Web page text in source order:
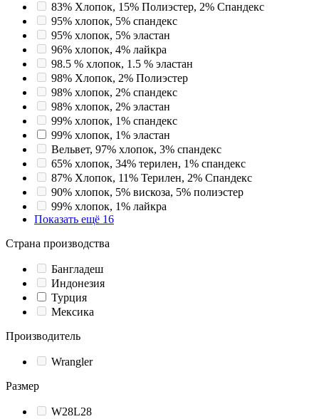
83% Хлопок, 15% Полиэстер, 2% Спандекс
95% хлопок, 5% спандекс
95% хлопок, 5% эластан
96% хлопок, 4% лайкра
98.5 % хлопок, 1.5 % эластан
98% Хлопок, 2% Полиэстер
98% хлопок, 2% спандекс
98% хлопок, 2% эластан
99% хлопок, 1% спандекс
99% хлопок, 1% эластан
Вельвет, 97% хлопок, 3% спандекс
65% хлопок, 34% терилен, 1% спандекс
87% Хлопок, 11% Терилен, 2% Спандекс
90% хлопок, 5% вискоза, 5% полиэстер
99% хлопок, 1% лайкра
Показать ещё 16
Страна производства
Бангладеш
Индонезия
Турция
Мексика
Производитель
Wrangler
Размер
W28L28